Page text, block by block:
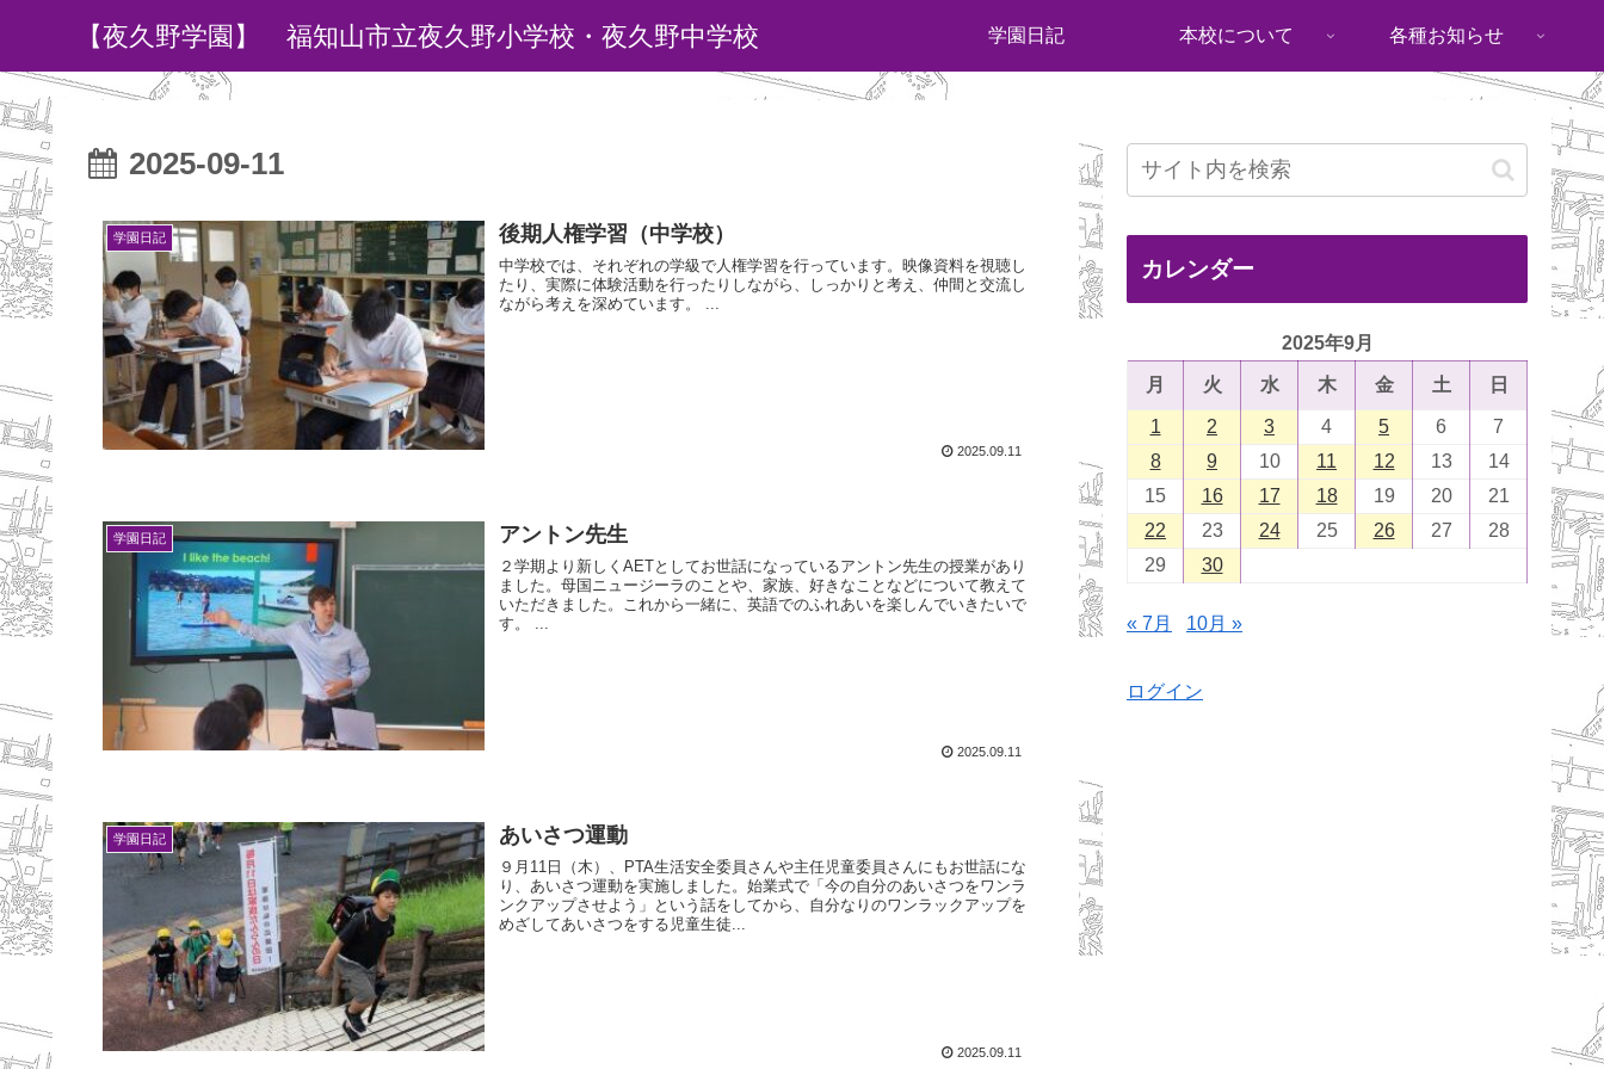
【夜久野学園】 福知山市立夜久野小学校・夜久野中学校 学園日記 本校について 各種お知らせ
2025-09-11
学園日記 後期人権学習（中学校）
中学校では、それぞれの学級で人権学習を行っています。映像資料を視聴し
たり、実際に体験活動を行ったりしながら、しっかりと考え、仲間と交流し
ながら考えを深めています。 ...
2025.09.11
学園日記 アントン先生
２学期より新しくAETとしてお世話になっているアントン先生の授業があり
ました。母国ニュージーラのことや、家族、好きなことなどについて教えて
いただきました。これから一緒に、英語でのふれあいを楽しんでいきたいで
す。 ...
2025.09.11
学園日記 あいさつ運動
９月11日（木）、PTA生活安全委員さんや主任児童委員さんにもお世話にな
り、あいさつ運動を実施しました。始業式で「今の自分のあいさつをワンラ
ンクアップさせよう」という話をしてから、自分なりのワンラックアップを
めざしてあいさつをする児童生徒...
2025.09.11
カレンダー
2025年9月
月 火 水 木 金 土 日
1 2 3 4 5 6
7
8
9 10 11 12 13
14
15
16 17 18 19 20
21
22
23 24 25 26 27
28
29
30
« 7月 10月 »
ログイン